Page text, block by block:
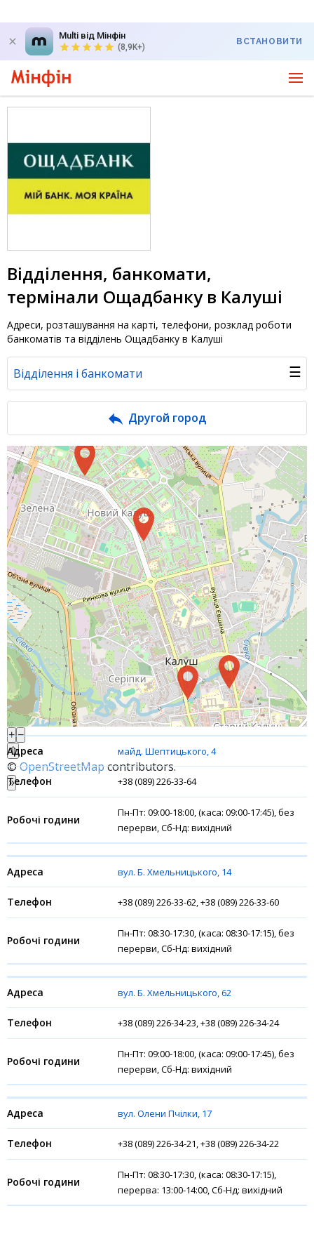
Multi від Мінфін
(8,9K+)
ВСТАНОВИТИ
Відділення, банкомати,
термінали Ощадбанку в Калуші
Адреси, розташування на карті, телефони, розклад роботи
банкоматів та відділень Ощадбанку в Калуші
Відділення і банкомати
Відгуки
Депозити юр. осіб
Кредити для бізнеса
Інтернет-банкінг
Банки-партнери
Акції
Рахунки для бізнесу
Фінансові результати
☰
Другой город
+ −
⇧
©OpenStreetMapcontributors.
»
майд. Шептицького, 4
+38 (089) 226-33-64
Пн-Пт: 09:00-18:00, (каса: 09:00-17:45), без
перерви, Сб-Нд: вихідний
вул. Б. Хмельницького, 14
+38 (089) 226-33-62, +38 (089) 226-33-60
Пн-Пт: 08:30-17:30, (каса: 08:30-17:15), без
перерви, Сб-Нд: вихідний
вул. Б. Хмельницького, 62
+38 (089) 226-34-23, +38 (089) 226-34-24
Пн-Пт: 09:00-18:00, (каса: 09:00-17:45), без
перерви, Сб-Нд: вихідний
вул. Олени Пчілки, 17
+38 (089) 226-34-21, +38 (089) 226-34-22
Пн-Пт: 08:30-17:30, (каса: 08:30-17:15),
перерва: 13:00-14:00, Сб-Нд: вихідний